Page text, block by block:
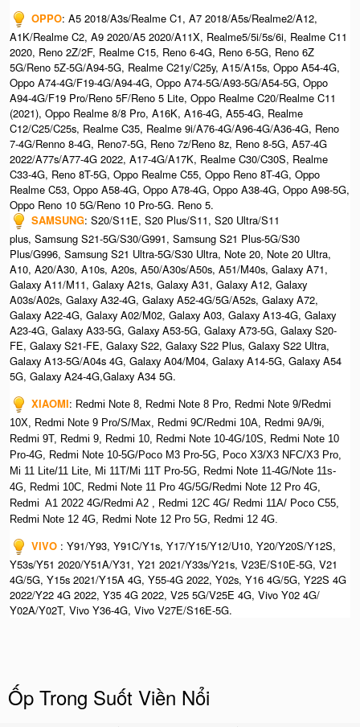
OPPO: A5 2018/A3s/Realme C1, A7 2018/A5s/Realme2/A12,
A1K/Realme C2, A9 2020/A5 2020/A11X, Realme5/5i/5s/6i, Realme C11
2020, Reno 2Z/2F, Realme C15, Reno 6-4G, Reno 6-5G, Reno 6Z
5G/Reno 5Z-5G/A94-5G, Realme C21y/C25y, A15/A15s, Oppo A54-4G,
Oppo A74-4G/F19-4G/A94-4G, Oppo A74-5G/A93-5G/A54-5G, Oppo
A94-4G/F19 Pro/Reno 5F/Reno 5 Lite, Oppo Realme C20/Realme C11
(2021), Oppo Realme 8/8 Pro, A16K, A16-4G, A55-4G, Realme
C12/C25/C25s, Realme C35, Realme 9i/A76-4G/A96-4G/A36-4G, Reno
7-4G/Renno 8-4G, Reno7-5G, Reno 7z/Reno 8z, Reno 8-5G, A57-4G
2022/A77s/A77-4G 2022, A17-4G/A17K, Realme C30/C30S, Realme
C33-4G, Reno 8T-5G, Oppo Realme C55, Oppo Reno 8T-4G, Oppo
Realme C53, Oppo A58-4G, Oppo A78-4G, Oppo A38-4G, Oppo A98-5G,
Oppo Reno 10 5G/Reno 10 Pro-5G. Reno 5.
SAMSUNG: S20/S11E, S20 Plus/S11, S20 Ultra/S11
plus, Samsung S21-5G/S30/G991, Samsung S21 Plus-5G/S30
Plus/G996, Samsung S21 Ultra-5G/S30 Ultra, Note 20, Note 20 Ultra,
A10, A20/A30, A10s, A20s, A50/A30s/A50s, A51/M40s, Galaxy A71,
Galaxy A11/M11, Galaxy A21s, Galaxy A31, Galaxy A12, Galaxy
A03s/A02s, Galaxy A32-4G, Galaxy A52-4G/5G/A52s, Galaxy A72,
Galaxy A22-4G, Galaxy A02/M02, Galaxy A03, Galaxy A13-4G, Galaxy
A23-4G, Galaxy A33-5G, Galaxy A53-5G, Galaxy A73-5G, Galaxy S20-
FE, Galaxy S21-FE, Galaxy S22, Galaxy S22 Plus, Galaxy S22 Ultra,
Galaxy A13-5G/A04s 4G, Galaxy A04/M04, Galaxy A14-5G, Galaxy A54
5G, Galaxy A24-4G,Galaxy A34 5G.
XIAOMI: Redmi Note 8, Redmi Note 8 Pro, Redmi Note 9/Redmi
10X, Redmi Note 9 Pro/S/Max, Redmi 9C/Redmi 10A, Redmi 9A/9i,
Redmi 9T, Redmi 9, Redmi 10, Redmi Note 10-4G/10S, Redmi Note 10
Pro-4G, Redmi Note 10-5G/Poco M3 Pro-5G, Poco X3/X3 NFC/X3 Pro,
Mi 11 Lite/11 Lite, Mi 11T/Mi 11T Pro-5G, Redmi Note 11-4G/Note 11s-
4G, Redmi 10C, Redmi Note 11 Pro 4G/5G/Redmi Note 12 Pro 4G,
Redmi A1 2022 4G/Redmi A2 , Redmi 12C 4G/ Redmi 11A/ Poco C55,
Redmi Note 12 4G, Redmi Note 12 Pro 5G, Redmi 12 4G.
VIVO : Y91/Y93, Y91C/Y1s, Y17/Y15/Y12/U10, Y20/Y20S/Y12S,
Y53s/Y51 2020/Y51A/Y31, Y21 2021/Y33s/Y21s, V23E/S10E-5G, V21
4G/5G, Y15s 2021/Y15A 4G, Y55-4G 2022, Y02s, Y16 4G/5G, Y22S 4G
2022/Y22 4G 2022, Y35 4G 2022, V25 5G/V25E 4G, Vivo Y02 4G/
Y02A/Y02T, Vivo Y36-4G, Vivo V27E/S16E-5G.
Ốp Trong Suốt Viền Nổi